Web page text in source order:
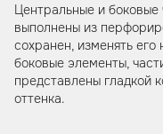
Центральные и боковые
выполнены из
сохранен, изменять
боковые элементы,
представлены гладкой
оттенка.